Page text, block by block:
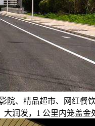
院、精品超市、网红餐
润发，1 公里内笼盖金